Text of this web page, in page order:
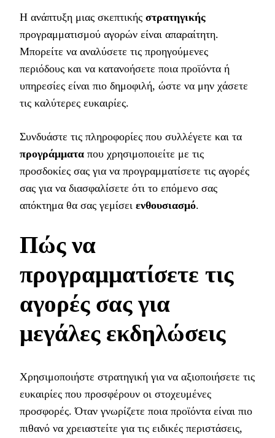
Η ανάπτυξη μιας σκεπτικής στρατηγικής
προγραμματισμού αγορών είναι απαραίτητη.
Μπορείτε να αναλύσετε τις προηγούμενες
περιόδους και να κατανοήσετε ποια προϊόντα ή
υπηρεσίες είναι πιο δημοφιλή, ώστε να μην χάσετε
τις καλύτερες ευκαιρίες.
Συνδυάστε τις πληροφορίες που συλλέγετε και τα
προγράμματα που χρησιμοποιείτε με τις
προσδοκίες σας για να προγραμματίσετε τις αγορές
σας για να διασφαλίσετε ότι το επόμενο σας
απόκτημα θα σας γεμίσει ενθουσιασμό.
Πώς να
προγραμματίσετε τις
αγορές σας για
μεγάλες εκδηλώσεις
Χρησιμοποιήστε στρατηγική για να αξιοποιήσετε τις
ευκαιρίες που προσφέρουν οι στοχευμένες
προσφορές. Όταν γνωρίζετε ποια προϊόντα είναι πιο
πιθανό να χρειαστείτε για τις ειδικές περιστάσεις,